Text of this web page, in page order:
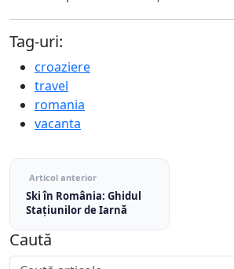
Tag-uri:
croaziere
travel
romania
vacanta
Articol anterior
Ski în România: Ghidul
Stațiunilor de Iarnă
Caută